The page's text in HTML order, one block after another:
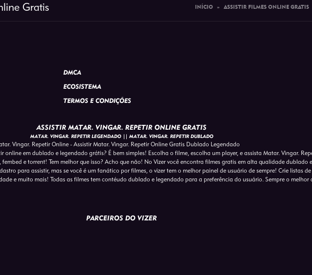
Gratis INÍCIO » ASSISTIR FILMES ONLINE GRATIS
DMCA
ECOSISTEMA
TERMOS E CONDIÇÕES
ASSISTIR MATAR. VINGAR. REPETIR ONLINE GRATIS
MATAR. VINGAR. REPETIR LEGENDADO || MATAR. VINGAR. REPETIR DUBLADO
Vingar. Repetir Online - Assistir Matar. Vingar. Repetir Online Gratis Dublado Legendado
online em dublado e legendado grátis? É bem simples! Escolha o filme, escolha um player, e assista Matar. Vingar.
e torrent! Tem melhor que isso? Acho que não! No Vizer você encontra filmes gratis em alta qualidade dublado
para assistir, mas se você é um fanático por filmes, o vizer tem o melhor painel de usuário de sempre! Crie listas de
e muito mais! Todas as filmes tem contéudo dublado e legendado para a preferência do usuário. Sempre o melhor
PARCEIROS DO VIZER